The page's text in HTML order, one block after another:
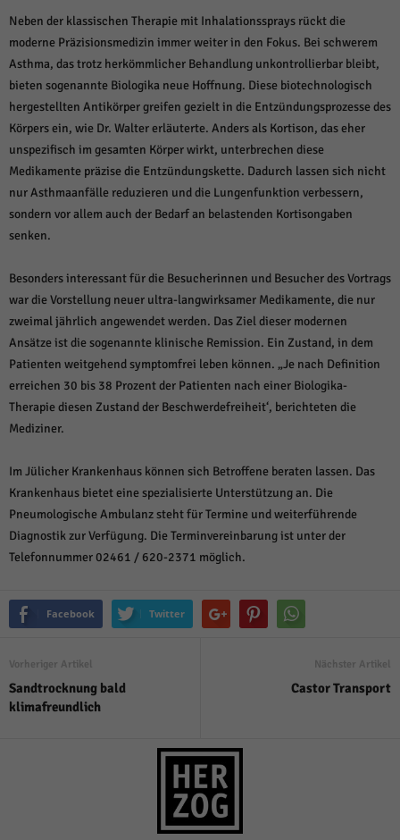
Neben der klassischen Therapie mit Inhalationssprays rückt die
moderne Präzisionsmedizin immer weiter in den Fokus. Bei schwerem
Asthma, das trotz herkömmlicher Behandlung unkontrollierbar bleibt,
bieten sogenannte Biologika neue Hoffnung. Diese biotechnologisch
hergestellten Antikörper greifen gezielt in die Entzündungsprozesse des
Körpers ein, wie Dr. Walter erläuterte. Anders als Kortison, das eher
unspezifisch im gesamten Körper wirkt, unterbrechen diese
Medikamente präzise die Entzündungskette. Dadurch lassen sich nicht
nur Asthmaanfälle reduzieren und die Lungenfunktion verbessern,
sondern vor allem auch der Bedarf an belastenden Kortisongaben
senken.
Besonders interessant für die Besucherinnen und Besucher des Vortrags
war die Vorstellung neuer ultra-langwirksamer Medikamente, die nur
zweimal jährlich angewendet werden. Das Ziel dieser modernen
Ansätze ist die sogenannte klinische Remission. Ein Zustand, in dem
Patienten weitgehend symptomfrei leben können. „Je nach Definition
erreichen 30 bis 38 Prozent der Patienten nach einer Biologika-
Therapie diesen Zustand der Beschwerdefreiheit‘, berichteten die
Mediziner.
Im Jülicher Krankenhaus können sich Betroffene beraten lassen. Das
Krankenhaus bietet eine spezialisierte Unterstützung an. Die
Pneumologische Ambulanz steht für Termine und weiterführende
Diagnostik zur Verfügung. Die Terminvereinbarung ist unter der
Telefonnummer 02461 / 620-2371 möglich.
Facebook Twitter
Vorheriger Artikel
Sandtrocknung bald
klimafreundlich
Nächster Artikel
Castor Transport